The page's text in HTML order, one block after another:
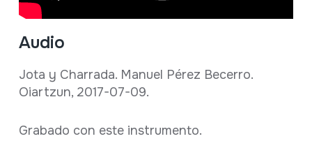
Audio
Jota y Charrada. Manuel Pérez Becerro.
Oiartzun, 2017-07-09.
Grabado con este instrumento.